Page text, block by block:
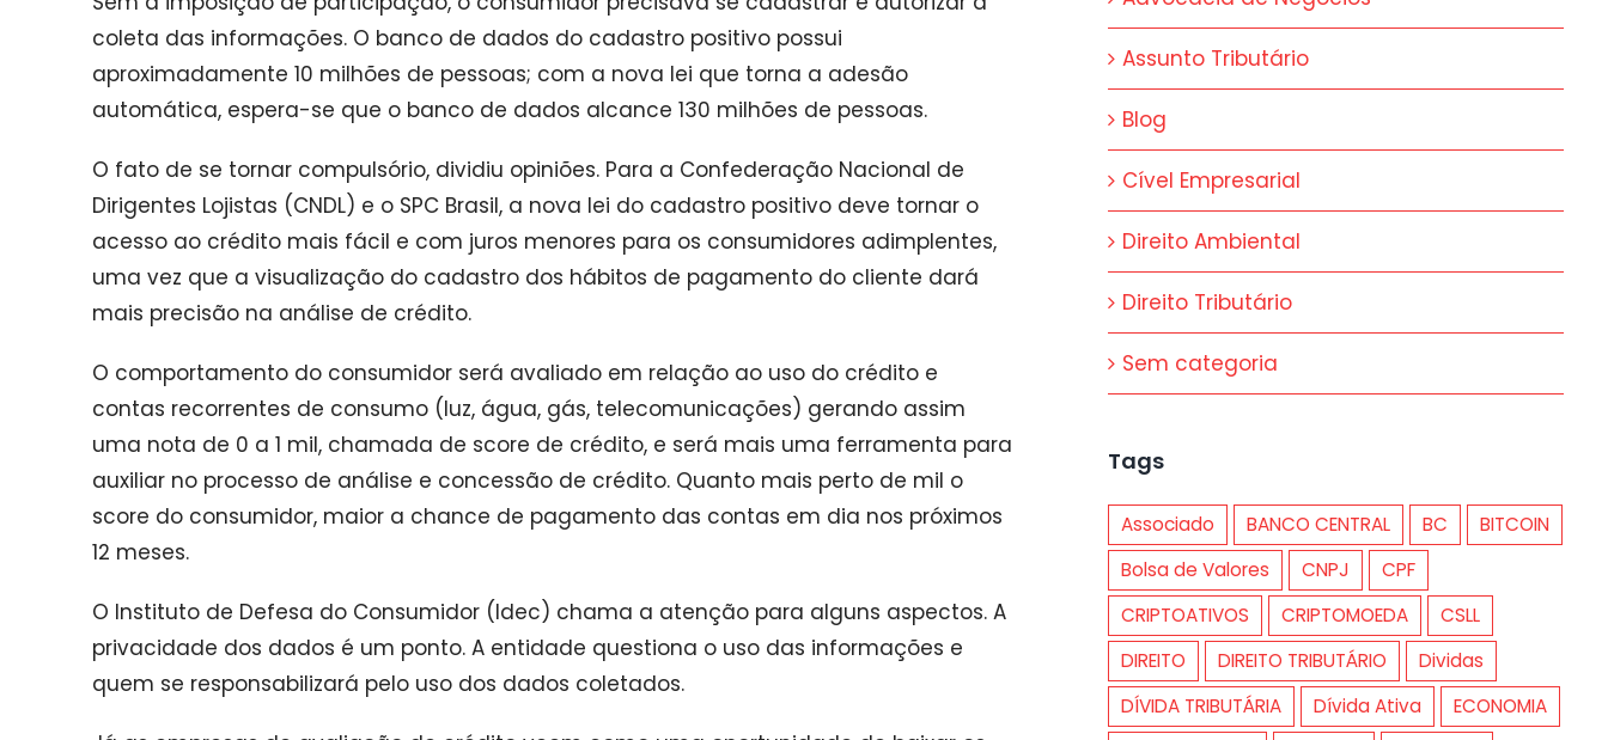
coleta das informações. O banco de dados do cadastro positivo possui
aproximadamente 10 milhões de pessoas; com a nova lei que torna a adesão
automática, espera-se que o banco de dados alcance 130 milhões de pessoas.
O fato de se tornar compulsório, dividiu opiniões. Para a Confederação Nacional de
Dirigentes Lojistas (CNDL) e o SPC Brasil, a nova lei do cadastro positivo deve tornar o
acesso ao crédito mais fácil e com juros menores para os consumidores adimplentes,
uma vez que a visualização do cadastro dos hábitos de pagamento do cliente dará
mais precisão na análise de crédito.
O comportamento do consumidor será avaliado em relação ao uso do crédito e
contas recorrentes de consumo (luz, água, gás, telecomunicações) gerando assim
uma nota de 0 a 1 mil, chamada de score de crédito, e será mais uma ferramenta para
auxiliar no processo de análise e concessão de crédito. Quanto mais perto de mil o
score do consumidor, maior a chance de pagamento das contas em dia nos próximos
12 meses.
O Instituto de Defesa do Consumidor (Idec) chama a atenção para alguns aspectos. A
privacidade dos dados é um ponto. A entidade questiona o uso das informações e
quem se responsabilizará pelo uso dos dados coletados.
Assunto Tributário
Blog
Cível Empresarial
Direito Ambiental
Direito Tributário
Sem categoria
Tags
Associado BANCO CENTRAL BC
BITCOIN
Bolsa de Valores
CNPJ
CPF
CRIPTOATIVOS
CRIPTOMOEDA
CSLL
DIREITO
DIREITO TRIBUTÁRIO
Dividas
DÍVIDA TRIBUTÁRIA
Dívida Ativa
ECONOMIA